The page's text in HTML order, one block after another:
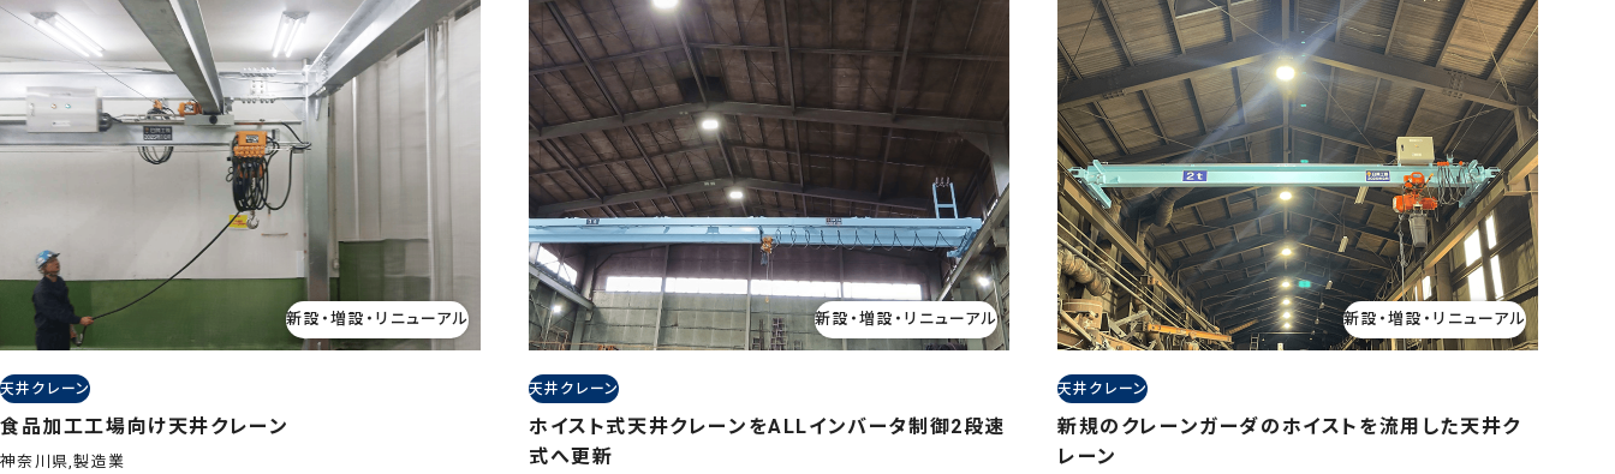
新設・増設・リニューアル
天井クレーン
食品加工工場向け天井クレーン
神奈川県,製造業
新設・増設・リニューアル
天井クレーン
ホイスト式天井クレーンをALLインバータ制御2段速
式へ更新
新設・増設・リニューアル
天井クレーン
新規のクレーンガーダのホイストを流用した天井ク
レーン